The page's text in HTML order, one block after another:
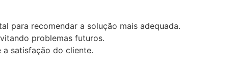
para recomendar a solução mais adequada.
problemas futuros.
a satisfação do cliente.